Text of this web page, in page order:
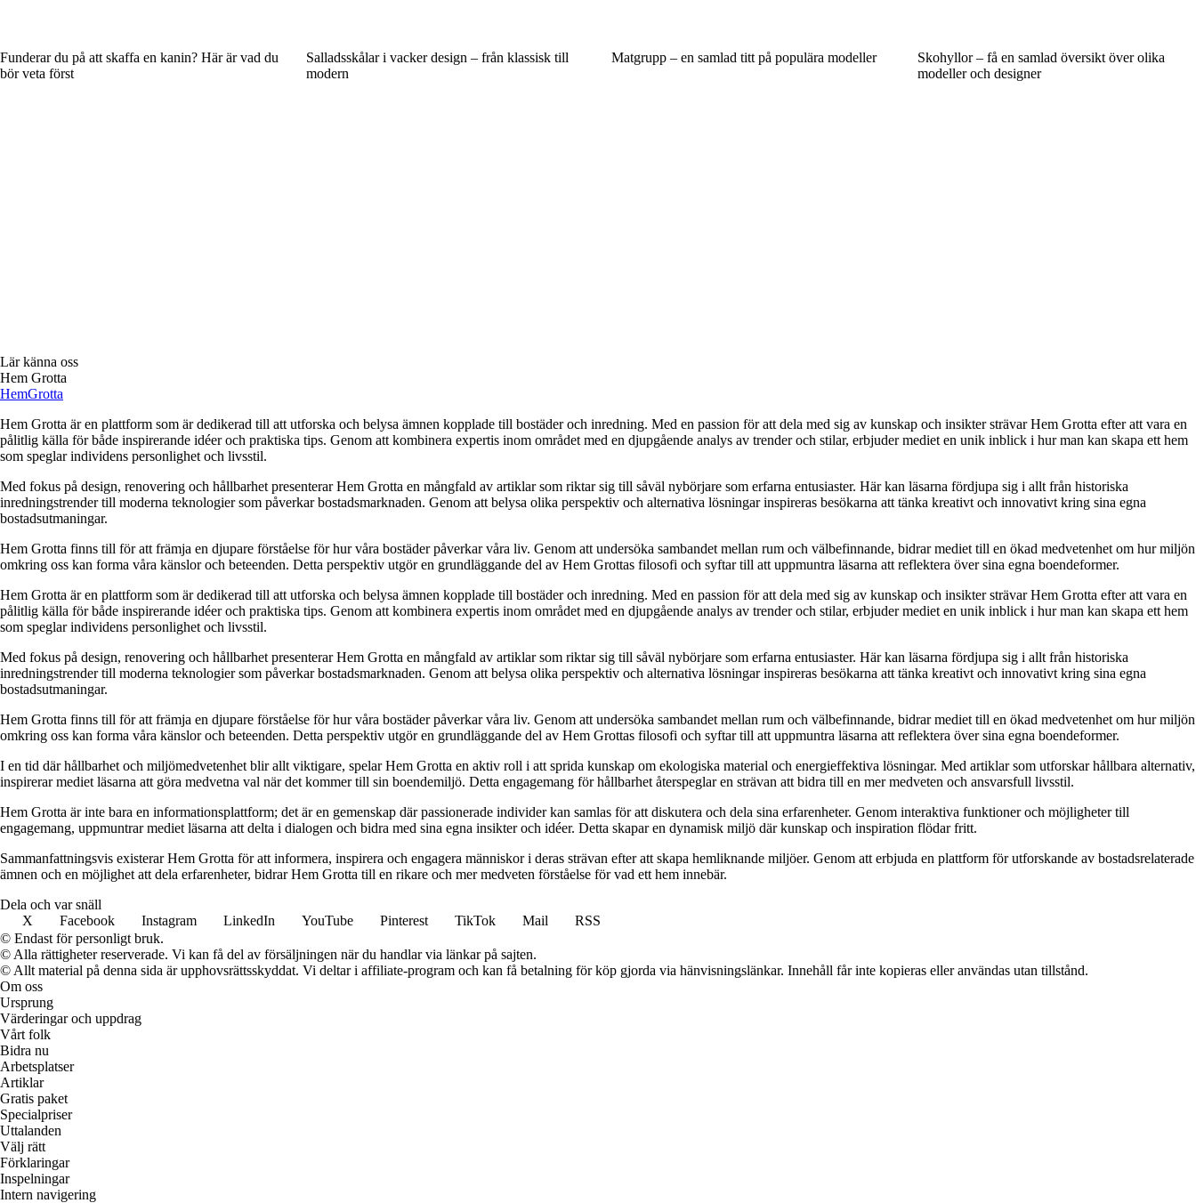
Funderar du på att skaffa en kanin? Här är vad du
bör veta först
Salladsskålar i vacker design – från klassisk till
modern
Matgrupp – en samlad titt på populära modeller
Skohyllor – få en samlad översikt över olika
modeller och designer
Lär känna oss
Hem Grotta
HemGrotta
Hem Grotta är en plattform som är dedikerad till att utforska och belysa ämnen kopplade till bostäder och inredning. Med en passion för att dela med sig av kunskap och insikter strävar Hem Grotta efter att vara en
pålitlig källa för både inspirerande idéer och praktiska tips. Genom att kombinera expertis inom området med en djupgående analys av trender och stilar, erbjuder mediet en unik inblick i hur man kan skapa ett hem
som speglar individens personlighet och livsstil.
Med fokus på design, renovering och hållbarhet presenterar Hem Grotta en mångfald av artiklar som riktar sig till såväl nybörjare som erfarna entusiaster. Här kan läsarna fördjupa sig i allt från historiska
inredningstrender till moderna teknologier som påverkar bostadsmarknaden. Genom att belysa olika perspektiv och alternativa lösningar inspireras besökarna att tänka kreativt och innovativt kring sina egna
bostadsutmaningar.
Hem Grotta finns till för att främja en djupare förståelse för hur våra bostäder påverkar våra liv. Genom att undersöka sambandet mellan rum och välbefinnande, bidrar mediet till en ökad medvetenhet om hur miljön
omkring oss kan forma våra känslor och beteenden. Detta perspektiv utgör en grundläggande del av Hem Grottas filosofi och syftar till att uppmuntra läsarna att reflektera över sina egna boendeformer.
Hem Grotta är en plattform som är dedikerad till att utforska och belysa ämnen kopplade till bostäder och inredning. Med en passion för att dela med sig av kunskap och insikter strävar Hem Grotta efter att vara en
pålitlig källa för både inspirerande idéer och praktiska tips. Genom att kombinera expertis inom området med en djupgående analys av trender och stilar, erbjuder mediet en unik inblick i hur man kan skapa ett hem
som speglar individens personlighet och livsstil.
Med fokus på design, renovering och hållbarhet presenterar Hem Grotta en mångfald av artiklar som riktar sig till såväl nybörjare som erfarna entusiaster. Här kan läsarna fördjupa sig i allt från historiska
inredningstrender till moderna teknologier som påverkar bostadsmarknaden. Genom att belysa olika perspektiv och alternativa lösningar inspireras besökarna att tänka kreativt och innovativt kring sina egna
bostadsutmaningar.
Hem Grotta finns till för att främja en djupare förståelse för hur våra bostäder påverkar våra liv. Genom att undersöka sambandet mellan rum och välbefinnande, bidrar mediet till en ökad medvetenhet om hur miljön
omkring oss kan forma våra känslor och beteenden. Detta perspektiv utgör en grundläggande del av Hem Grottas filosofi och syftar till att uppmuntra läsarna att reflektera över sina egna boendeformer.
I en tid där hållbarhet och miljömedvetenhet blir allt viktigare, spelar Hem Grotta en aktiv roll i att sprida kunskap om ekologiska material och energieffektiva lösningar. Med artiklar som utforskar hållbara alternativ,
inspirerar mediet läsarna att göra medvetna val när det kommer till sin boendemiljö. Detta engagemang för hållbarhet återspeglar en strävan att bidra till en mer medveten och ansvarsfull livsstil.
Hem Grotta är inte bara en informationsplattform; det är en gemenskap där passionerade individer kan samlas för att diskutera och dela sina erfarenheter. Genom interaktiva funktioner och möjligheter till
engagemang, uppmuntrar mediet läsarna att delta i dialogen och bidra med sina egna insikter och idéer. Detta skapar en dynamisk miljö där kunskap och inspiration flödar fritt.
Sammanfattningsvis existerar Hem Grotta för att informera, inspirera och engagera människor i deras strävan efter att skapa hemliknande miljöer. Genom att erbjuda en plattform för utforskande av bostadsrelaterade
ämnen och en möjlighet att dela erfarenheter, bidrar Hem Grotta till en rikare och mer medveten förståelse för vad ett hem innebär.
Dela och var snäll
X
Facebook Instagram LinkedIn YouTube Pinterest TikTok Mail
RSS
© Endast för personligt bruk.
© Alla rättigheter reserverade. Vi kan få del av försäljningen när du handlar via länkar på sajten.
© Allt material på denna sida är upphovsrättsskyddat. Vi deltar i affiliate-program och kan få betalning för köp gjorda via hänvisningslänkar. Innehåll får inte kopieras eller användas utan tillstånd.
Om oss
Ursprung
Värderingar och uppdrag
Vårt folk
Bidra nu
Arbetsplatser
Artiklar
Gratis paket
Specialpriser
Uttalanden
Välj rätt
Förklaringar
Inspelningar
Intern navigering